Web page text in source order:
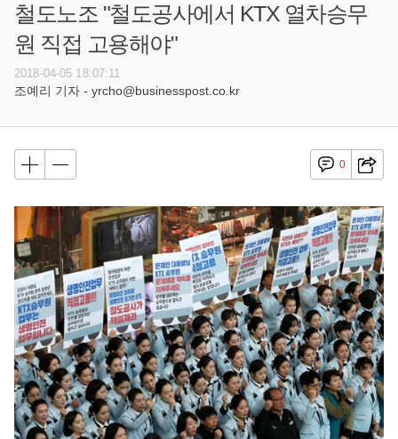
철도노조 "철도공사에서 KTX 열차승무
원 직접 고용해야"
2018-04-05 18:07:11
조예리 기자 - yrcho@businesspost.co.kr
0